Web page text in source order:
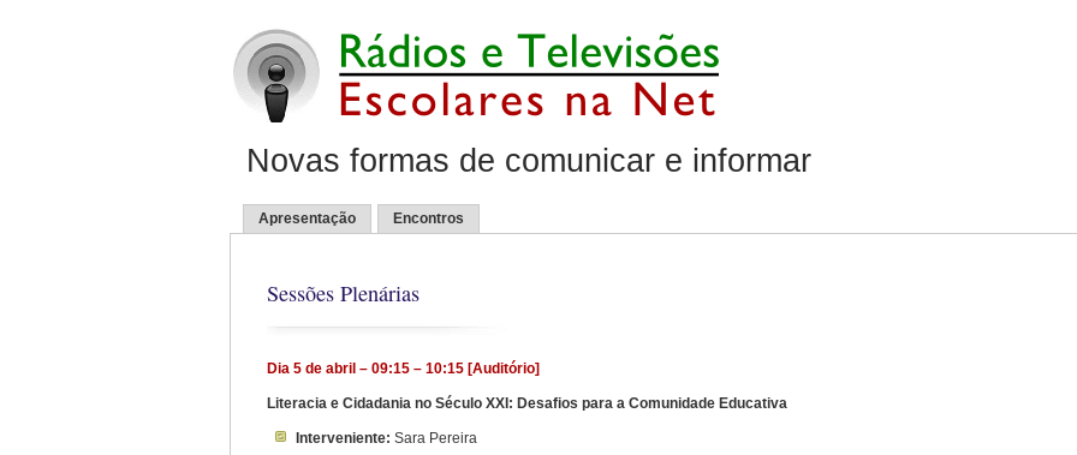
Novas formas de comunicar e informar
Apresentação Encontros
Sessões Plenárias
Dia 5 de abril – 09:15 – 10:15 [Auditório]
Literacia e Cidadania no Século XXI: Desafios para a Comunidade Educativa
Interveniente:Sara Pereira